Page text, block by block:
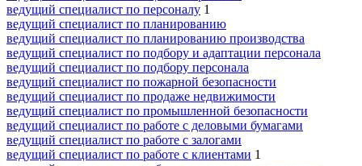
ведущий специалист по персоналу 1
ведущий специалист по планированию
ведущий специалист по планированию производства
ведущий специалист по подбору и адаптации персонала
ведущий специалист по подбору персонала
ведущий специалист по пожарной безопасности
ведущий специалист по продаже недвижимости
ведущий специалист по промышленной безопасности
ведущий специалист по работе с деловыми бумагами
ведущий специалист по работе с залогами
ведущий специалист по работе с клиентами 1